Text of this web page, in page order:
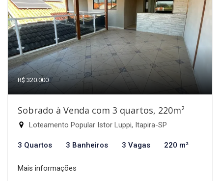
R$ 320.000
Sobrado à Venda com 3 quartos, 220m²
Loteamento Popular Istor Luppi, Itapira-SP
3 Quartos 3 Banheiros 3 Vagas 220 m²
Mais informações